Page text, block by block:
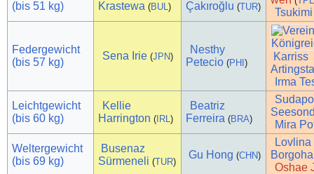
(bis 51 kg)
Krastewa (BUL)
Çakıroğlu (TUR)
Federgewicht
(bis 57 kg)
Sena Irie (JPN)
Nesthy
Petecio (PHI)
Karriss
Irma
Leichtgewicht
(bis 60 kg)
Kellie
Harrington ( IRL)
Beatriz
Ferreira (BRA)
Mira
Weltergewicht
(bis 69 kg)
Busenaz
Sürmeneli (TUR)
Gu Hong (CHN)
Lovlina
Oshae